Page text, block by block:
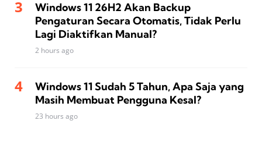
Windows 11 26H2 Akan Backup
Pengaturan Secara Otomatis, Tidak Perlu
Lagi Diaktifkan Manual?
2 hours ago
Windows 11 Sudah 5 Tahun, Apa Saja yang
Masih Membuat Pengguna Kesal?
23 hours ago